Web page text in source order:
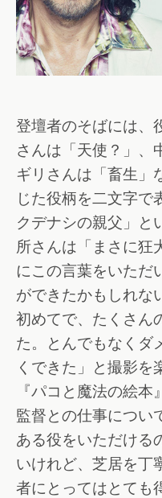
登壇者のそばには、
さんは「天使？」、
ギリさんは「畜生」
じた役柄を二文字で
クデナシの親父」と
所さんは「まさに狂
にこの言葉をいただ
ができたかもしれな
初めてで、たくさん
た。とんでもなくダ
くできた」と撮影を
『パコと魔法の絵
監督との仕事につい
ある役をいただける
いけれど、芝居を丁
者にとってはとても